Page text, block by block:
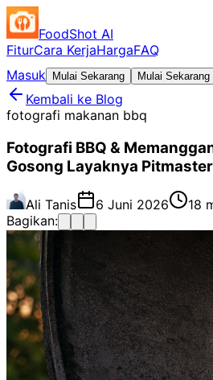
FoodShot AI
FiturCara KerjaHargaFAQ
Masuk
Mulai Sekarang Mulai Sekarang
Kembali ke Blog
fotografi makanan bbq
Fotografi BBQ &
Gosong Layaknya Pitmaster
Ali Tanis 6 Juni 2026
18
Bagikan: